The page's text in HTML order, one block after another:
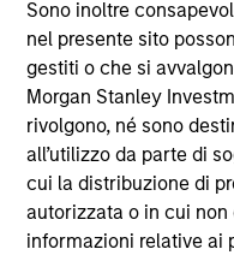
Sono inoltre
nel presente sito
gestiti o che si
Morgan Stanley
rivolgono, né sono
all’utilizzo da parte di
cui la distribuzione di
autorizzata o in cui
informazioni relative ai
APPARIZIONE SUI